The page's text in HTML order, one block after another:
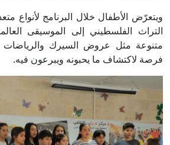
ويتعرّض الأطفال خلال البرنامج لأنواع
التراث الفلسطيني إلى الموسيقى
متنوعة مثل عروض السيرك والرياضات
فرصة لاكتشاف ما يحبونه ويبرعون فيه.